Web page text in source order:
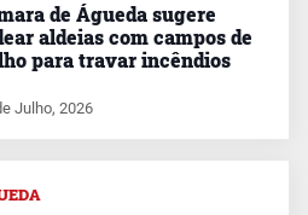
de Águeda sugere
aldeias com campos de
para travar incêndios
Julho, 2026